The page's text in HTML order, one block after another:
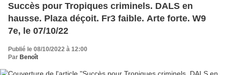
Succès pour Tropiques criminels. DALS en
hausse. Plaza déçoit. Fr3 faible. Arte forte. W9
7e, le 07/10/22
Publié le 08/10/2022 à 12:00
Par Benoît